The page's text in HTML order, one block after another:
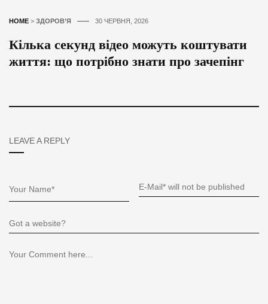
HOME > ЗДОРОВ’Я 30 ЧЕРВНЯ, 2026
Кілька секунд відео можуть коштувати
життя: що потрібно знати про зачепінг
LEAVE A REPLY